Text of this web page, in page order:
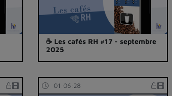
☕ Les cafés RH #17 - septembre
2025
01:06:28